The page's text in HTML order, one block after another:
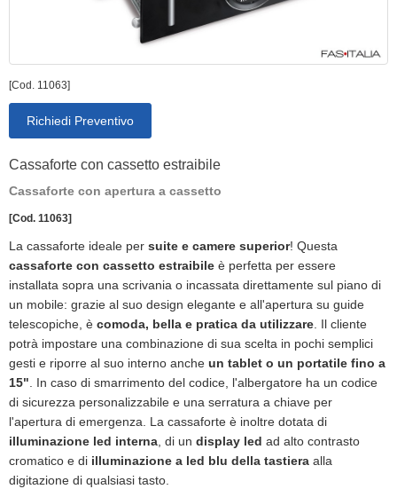
[Cod. 11063]
Richiedi Preventivo
Cassaforte con cassetto estraibile
Cassaforte con apertura a cassetto
[Cod. 11063]
La cassaforte ideale per suite e camere superior! Questa
cassaforte con cassetto estraibile è perfetta per essere
installata sopra una scrivania o incassata direttamente sul piano di
un mobile: grazie al suo design elegante e all'apertura su guide
telescopiche, è comoda, bella e pratica da utilizzare. Il cliente
potrà impostare una combinazione di sua scelta in pochi semplici
gesti e riporre al suo interno anche un tablet o un portatile fino a
15". In caso di smarrimento del codice, l'albergatore ha un codice
di sicurezza personalizzabile e una serratura a chiave per
l'apertura di emergenza. La cassaforte è inoltre dotata di
illuminazione led interna, di un display led ad alto contrasto
cromatico e di illuminazione a led blu della tastiera alla
digitazione di qualsiasi tasto.